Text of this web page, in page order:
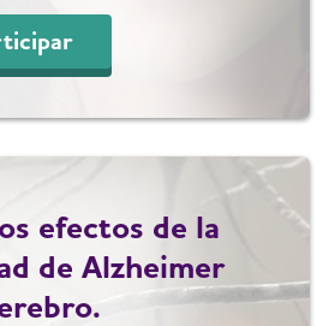
efectos de la
de Alzheimer